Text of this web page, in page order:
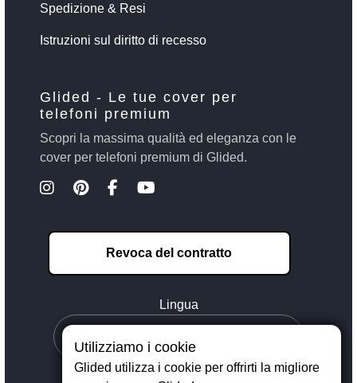
Spedizione & Resi
Istruzioni sul diritto di recesso
Glided - Le tue cover per
telefoni premium
Scopri la massima qualità ed eleganza con le
cover per telefoni premium di Glided.
Revoca del contratto
Lingua
Utilizziamo i cookie
Glided utilizza i cookie per offrirti la migliore